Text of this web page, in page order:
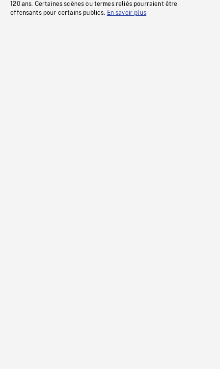
120 ans. Certaines scènes ou termes reliés pourraient être
offensants pour certains publics. En savoir plus